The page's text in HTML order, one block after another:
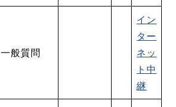
一般質問
イン
ター
ネッ
ト中
継